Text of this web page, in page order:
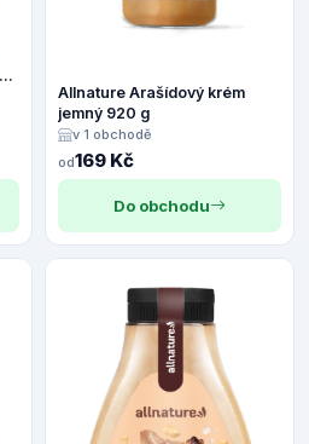
Allnature Arašídový krém
jemný 920 g
v 1 obchodě
od169 Kč
Do obchodu